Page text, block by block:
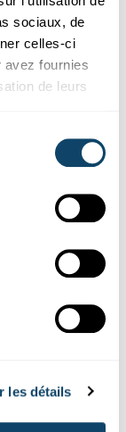
sociaux, de
celles-ci
avez fournies
de leurs
les détails
de suivi
photo